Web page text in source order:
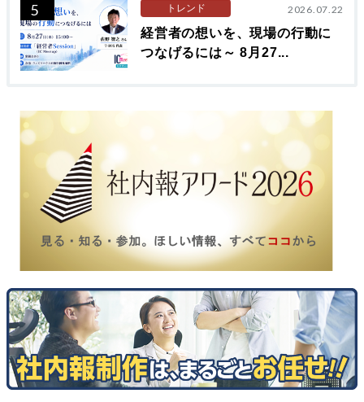
5 トレンド 2026.07.22
経営者の想いを、現場の行動に
つなげるには～ 8月27...